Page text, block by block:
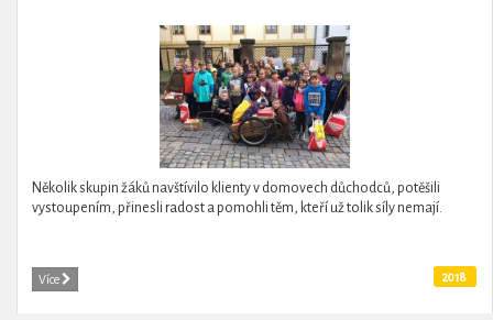
Několik skupin žáků navštívilo klienty v domovech důchodců, potěšili
vystoupením, přinesli radost a pomohli těm, kteří už tolik síly nemají.
Více 2018